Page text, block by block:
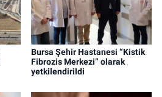
Bursa Şehir Hastanesi “Kistik
Fibrozis Merkezi” olarak
yetkilendirildi